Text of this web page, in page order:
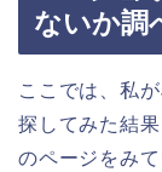
ないか調
ここでは、私
探してみた結
のページをみ